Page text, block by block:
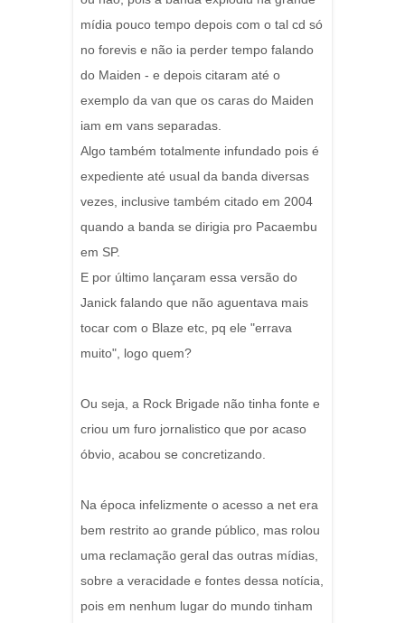
mídia pouco tempo depois com o tal cd só
no forevis e não ia perder tempo falando
do Maiden - e depois citaram até o
exemplo da van que os caras do Maiden
iam em vans separadas.
Algo também totalmente infundado pois é
expediente até usual da banda diversas
vezes, inclusive também citado em 2004
quando a banda se dirigia pro Pacaembu
em SP.
E por último lançaram essa versão do
Janick falando que não aguentava mais
tocar com o Blaze etc, pq ele "errava
muito", logo quem?
Ou seja, a Rock Brigade não tinha fonte e
criou um furo jornalistico que por acaso
óbvio, acabou se concretizando.
Na época infelizmente o acesso a net era
bem restrito ao grande público, mas rolou
uma reclamação geral das outras mídias,
sobre a veracidade e fontes dessa notícia,
pois em nenhum lugar do mundo tinham